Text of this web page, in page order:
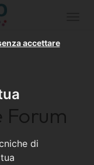
di
accettare
Forum